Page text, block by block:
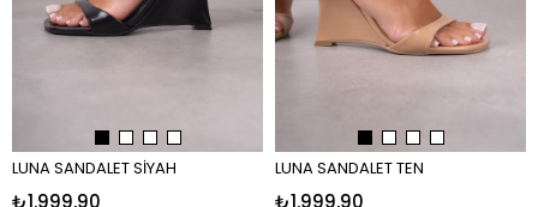
LUNA SANDALET SİYAH
₺1.999,90
LUNA SANDALET TEN
₺1.999,90